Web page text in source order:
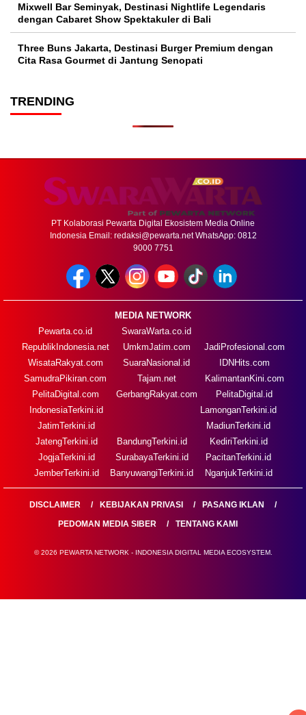
Mixwell Bar Seminyak, Destinasi Nightlife Legendaris
dengan Cabaret Show Spektakuler di Bali
Three Buns Jakarta, Destinasi Burger Premium dengan
Cita Rasa Gourmet di Jantung Senopati
TRENDING
PT Kolaborasi Pewarta Digital Ekosistem Media Online
Indonesia Email: redaksi@pewarta.netWhatsApp: 0812
9000 7751
MEDIA NETWORK
Pewarta.co.id
RepublikIndonesia.net
WisataRakyat.com
SamudraPikiran.com
PelitaDigital.com
SwaraWarta.co.id
UmkmJatim.com
SuaraNasional.id
Tajam.net
GerbangRakyat.com
JadiProfesional.com
IDNHits.com
KalimantanKini.com
PelitaDigital.id
IndonesiaTerkini.id
JatimTerkini.id
JatengTerkini.id
JogjaTerkini.id
JemberTerkini.id
BandungTerkini.id
SurabayaTerkini.id
BanyuwangiTerkini.id
LamonganTerkini.id
MadiunTerkini.id
KediriTerkini.id
PacitanTerkini.id
NganjukTerkini.id
DISCLAIMER KEBIJAKAN PRIVASI
PASANG IKLAN
PEDOMAN MEDIA SIBER
TENTANG KAMI
© 2026 PEWARTA NETWORK - INDONESIA DIGITAL MEDIA ECOSYSTEM.